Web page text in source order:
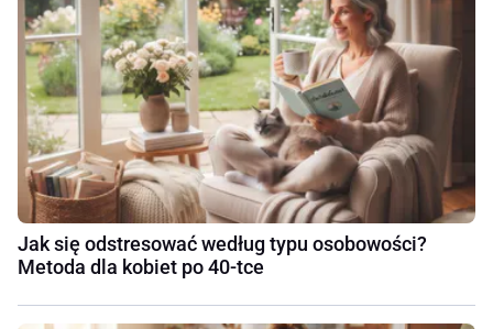
Jak się odstresować według typu osobowości?
Metoda dla kobiet po 40-tce